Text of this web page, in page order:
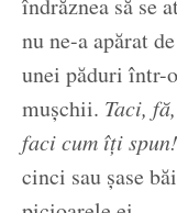
îndrăznea să se
nu ne-a apărat
unei păduri într-
mușchii. Taci,
faci cum îți spun!
cinci sau șase